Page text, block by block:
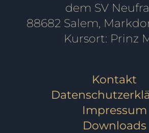
dem SV
88682 Salem,
Kursort: Prinz
Kontakt
Impressum
Downloads